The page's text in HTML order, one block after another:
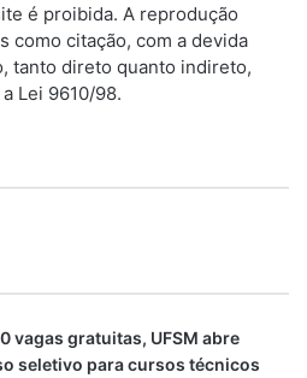
é proibida. A reprodução
como citação, com a devida
tanto direto quanto indireto,
Lei 9610/98.
vagas gratuitas, UFSM abre
seletivo para cursos técnicos